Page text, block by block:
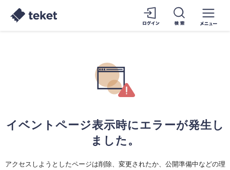
イベントページ表示時にエラーが発生し
ました。
アクセスしようとしたページは削除、変更されたか、公開準備中などの理